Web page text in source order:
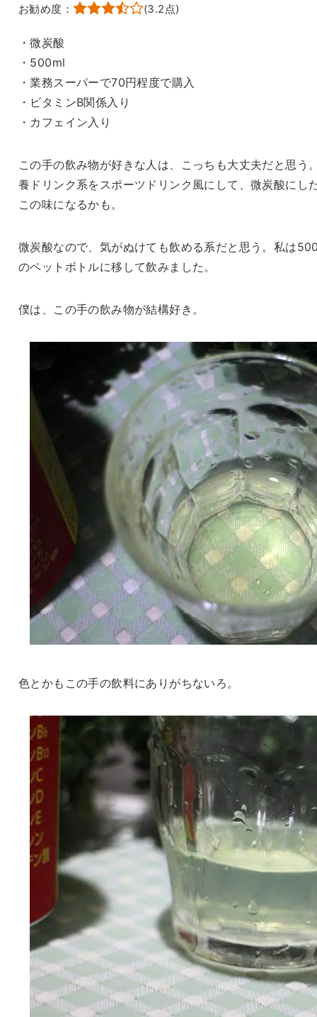
お勧め度： (3.2 点)
・微炭酸
・500ml
・業務スーパーで70円程度で購入
・ビタミンB関係入り
・カフェイン入り
この手の飲み物が好きな人は、こっちも大丈夫だと思う
養ドリンク系をスポーツドリンク風にして、微炭酸にし
この味になるかも。
微炭酸なので、気がぬけても飲める系だと思う。私は
のペットボトルに移して飲みました。
僕は、この手の飲み物が結構好き。
色とかもこの手の飲料にありがちないろ。